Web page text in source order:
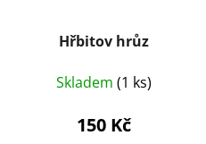
Hřbitov hrůz
Skladem (1 ks)
150 Kč